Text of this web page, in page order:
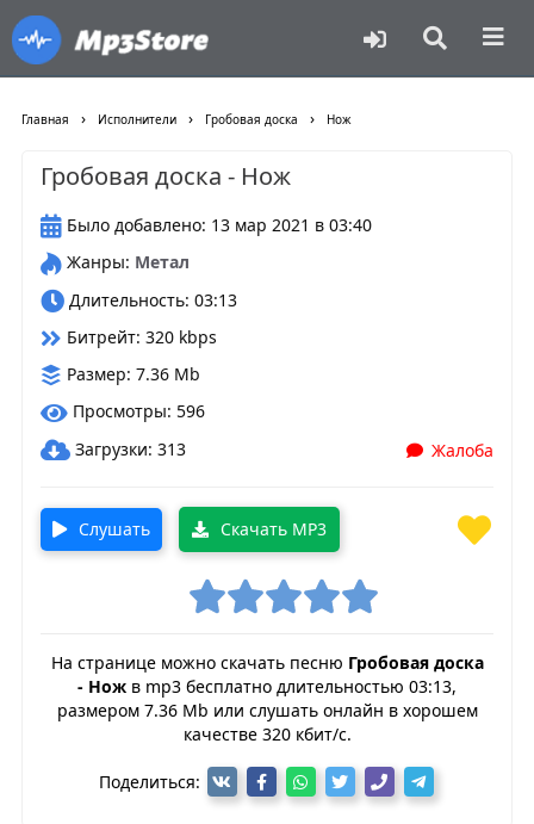
Главная › Исполнители › Гробовая доска › Нож
Гробовая доска - Нож
Было добавлено: 13 мар 2021 в 03:40
Жанры: Метал
Длительность: 03:13
Битрейт: 320 kbps
Размер: 7.36 Mb
Просмотры: 596
Загрузки: 313
Жалоба
Слушать Скачать MP3
На странице можно скачать песню Гробовая доска
- Нож в mp3 бесплатно длительностью 03:13,
размером 7.36 Mb или слушать онлайн в хорошем
качестве 320 кбит/с.
Поделиться: